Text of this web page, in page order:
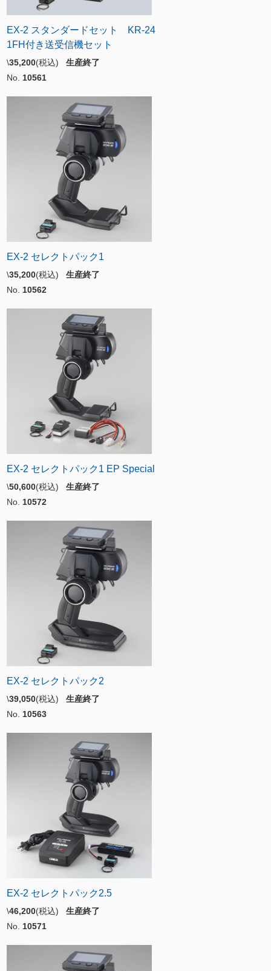
EX-2 スタンダードセット KR-24
1FH付き送受信機セット
\35,200(税込) 生産終了
No. 10561
EX-2 セレクトパック1
\35,200(税込) 生産終了
No. 10562
EX-2 セレクトパック1 EP Special
\50,600(税込) 生産終了
No. 10572
EX-2 セレクトパック2
\39,050(税込) 生産終了
No. 10563
EX-2 セレクトパック2.5
\46,200(税込) 生産終了
No. 10571